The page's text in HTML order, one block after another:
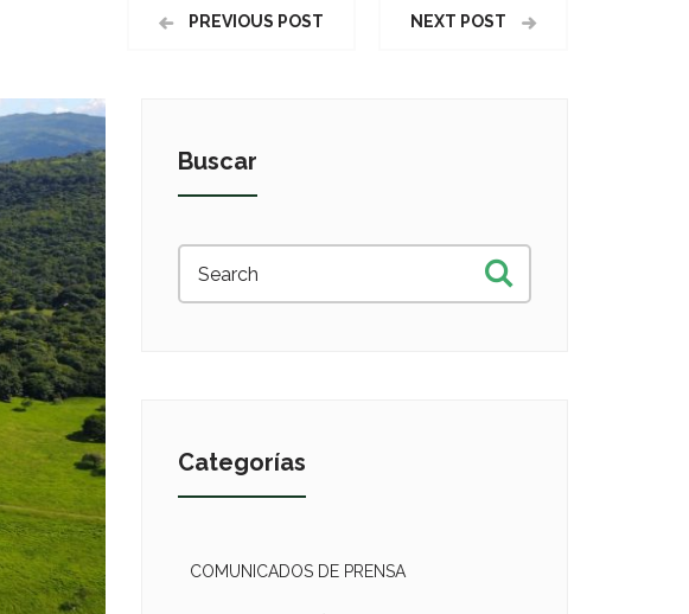
PREVIOUS POST NEXT POST
Buscar
Categorías
COMUNICADOS DE PRENSA